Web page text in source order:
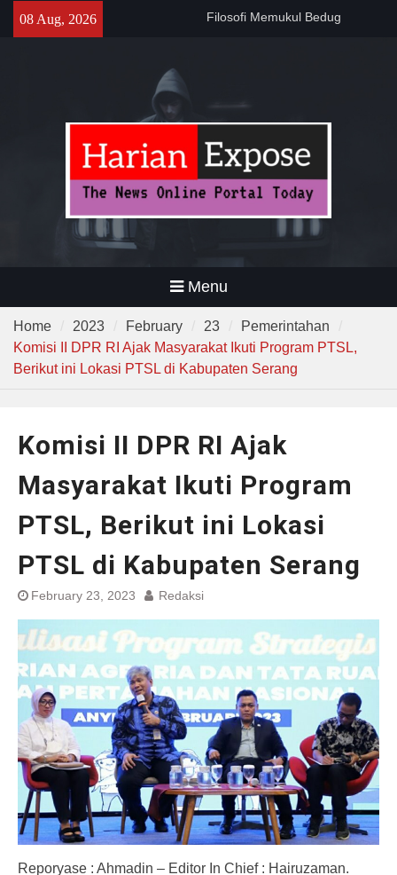
08 Aug, 2026
Sebelum Sholat Jum’at
Temuan 995 Airsoft Gun dan
Narkoba di Sekolah Kebayoran
Lama, DPR Minta Diusut
Tuntas
Menu
Home 2023 February 23
Pemerintahan
Komisi II DPR RI Ajak Masyarakat Ikuti Program PTSL,
Berikut ini Lokasi PTSL di Kabupaten Serang
Komisi II DPR RI Ajak
Masyarakat Ikuti Program
PTSL, Berikut ini Lokasi
PTSL di Kabupaten Serang
February 23, 2023 Redaksi
Reporyase : Ahmadin – Editor In Chief : Hairuzaman.